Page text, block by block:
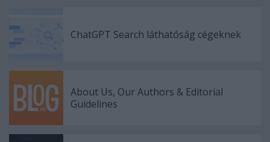
ChatGPT Search láthatóság cégeknek
About Us, Our Authors & Editorial
Guidelines